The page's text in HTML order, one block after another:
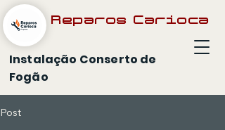
Reparos Carioca
Instalação Conserto de
Fogão
Post